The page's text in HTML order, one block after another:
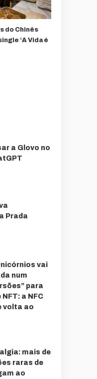
do Chinês
‘A Vida é
a Glovo no
Prada
vai
num
para
a NFC
volta ao
mais de
raras de
ao